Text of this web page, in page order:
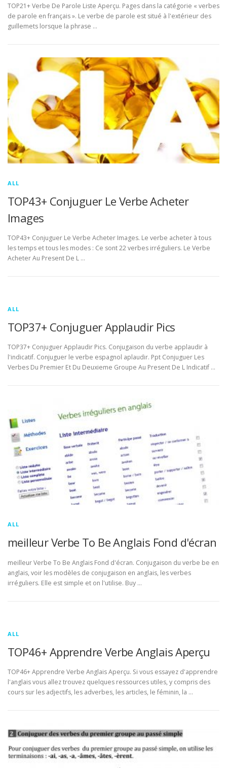
TOP21+ Verbe De Parole Liste Aperçu. Pages dans la catégorie « verbes
de parole en français ». Le verbe de parole est situé à l'extérieur des
guillemets lorsque la phrase …
ALL
TOP43+ Conjuguer Le Verbe Acheter
Images
TOP43+ Conjuguer Le Verbe Acheter Images. Le verbe acheter à tous
les temps et tous les modes : Ce sont 22 verbes irréguliers. Le Verbe
Acheter Au Present De L …
ALL
TOP37+ Conjuguer Applaudir Pics
TOP37+ Conjuguer Applaudir Pics. Conjugaison du verbe applaudir à
l'indicatif. Conjuguer le verbe espagnol aplaudir. Ppt Conjuguer Les
Verbes Du Premier Et Du Deuxieme Groupe Au Present De L Indicatif …
ALL
meilleur Verbe To Be Anglais Fond d'écran
meilleur Verbe To Be Anglais Fond d'écran. Conjugaison du verbe be en
anglais, voir les modèles de conjugaison en anglais, les verbes
irréguliers. Elle est simple et on l'utilise. Buy …
ALL
TOP46+ Apprendre Verbe Anglais Aperçu
TOP46+ Apprendre Verbe Anglais Aperçu. Si vous essayez d'apprendre
l'anglais vous allez trouvez quelques ressources utiles, y compris des
cours sur les adjectifs, les adverbes, les articles, le féminin, la …